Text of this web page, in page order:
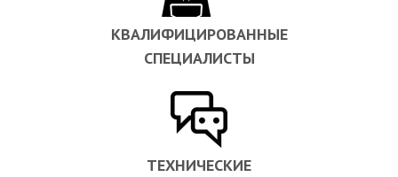
КВАЛИФИЦИРОВАННЫЕ
СПЕЦИАЛИСТЫ
ТЕХНИЧЕСКИЕ